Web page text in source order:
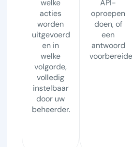
welke
acties
worden
uitgevoerd
en in
welke
volgorde,
volledig
instelbaar
door uw
beheerder.
API-
oproepen
doen, of
een
antwoord